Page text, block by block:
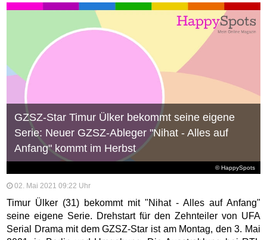
© HappySpots
GZSZ-Star Timur Ülker bekommt seine eigene
Serie: Neuer GZSZ-Ableger "Nihat - Alles auf
Anfang" kommt im Herbst
02. Mai 2021 09:22 Uhr
Timur Ülker (31) bekommt mit "Nihat - Alles auf Anfang"
seine eigene Serie. Drehstart für den Zehnteiler von UFA
Serial Drama mit dem GZSZ-Star ist am Montag, den 3. Mai